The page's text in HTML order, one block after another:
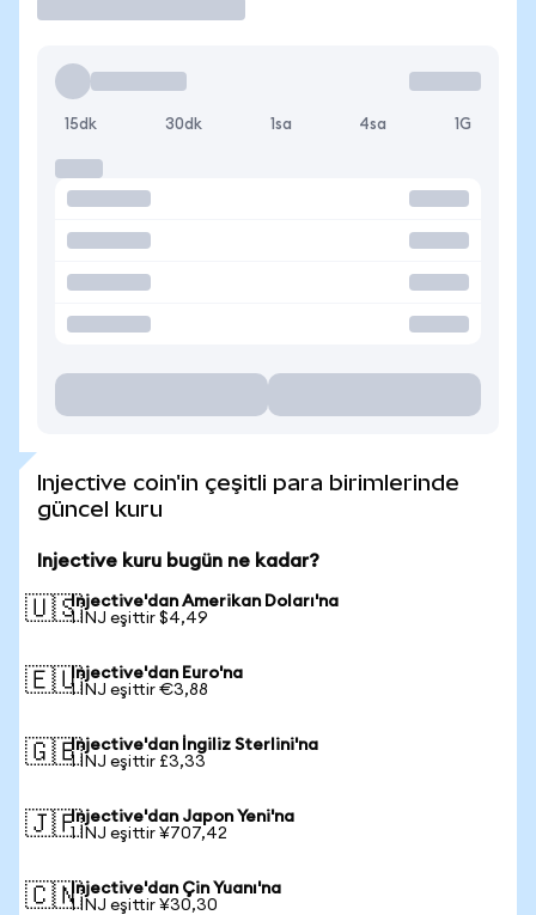
15dk 30dk 1sa 4sa 1G
Injective coin'in çeşitli para birimlerinde
güncel kuru
Injective kuru bugün ne kadar?
🇺🇸Injective'dan Amerikan Doları'na
1 INJ eşittir $4,49
🇪🇺Injective'dan Euro'na
1 INJ eşittir €3,88
🇬🇧Injective'dan İngiliz Sterlini'na
1 INJ eşittir £3,33
🇯🇵Injective'dan Japon Yeni'na
1 INJ eşittir ¥707,42
🇨🇳Injective'dan Çin Yuanı'na
1 INJ eşittir ¥30,30